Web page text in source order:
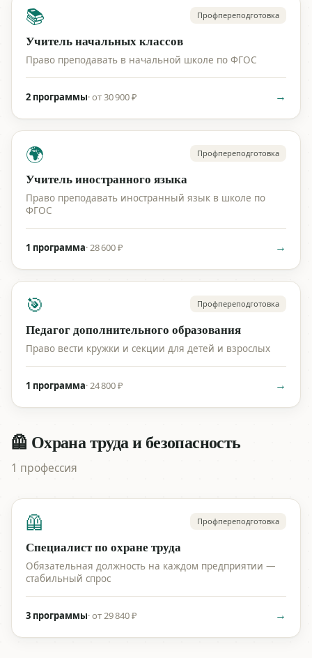
📚 Профпереподготовка
Учитель начальных классов
Право преподавать в начальной школе по ФГОС
2 программы·от 30 900 ₽ →
🌍 Профпереподготовка
Учитель иностранного языка
Право преподавать иностранный язык в школе по
ФГОС
1 программа· 28 600 ₽ →
🎯 Профпереподготовка
Педагог дополнительного образования
Право вести кружки и секции для детей и взрослых
1 программа· 24 800 ₽ →
🦺 Охрана труда и безопасность
1 профессия
🦺 Профпереподготовка
Специалист по охране труда
Обязательная должность на каждом предприятии —
стабильный спрос
3 программы·от 29 840 ₽ →